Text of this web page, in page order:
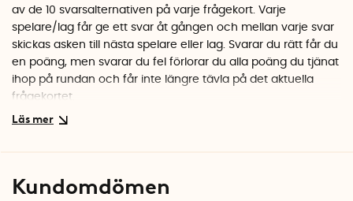
av de 10 svarsalternativen på varje frågekort. Varje
spelare/lag får ge ett svar åt gången och mellan varje svar
skickas asken till nästa spelare eller lag. Svarar du rätt får du
en poäng, men svarar du fel förlorar du alla poäng du tjänat
ihop på rundan och får inte längre tävla på det aktuella
frågekortet.
eller fått rätt på alla svar så räknar ni ihop hur många poäng
Kundomdömen